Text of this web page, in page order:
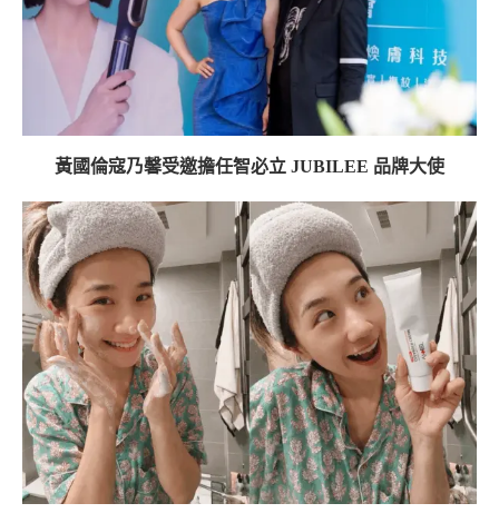
黃國倫寇乃馨受邀擔任智必立 JUBILEE 品牌大使